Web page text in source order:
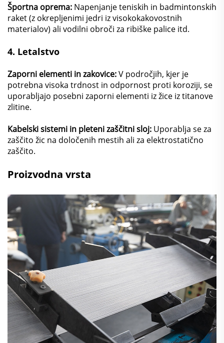
Športna oprema: Napenjanje teniskih in badmintonskih
raket (z okrepljenimi jedri iz visokokakovostnih
materialov) ali vodilni obroči za ribiške palice itd.
4. Letalstvo
Zaporni elementi in zakovice:V področjih, kjer je
potrebna visoka trdnost in odpornost proti koroziji, se
uporabljajo posebni zaporni elementi iz žice iz titanove
zlitine.
Kabelski sistemi in pleteni zaščitni sloj: Uporablja se za
zaščito žic na določenih mestih ali za elektrostatično
zaščito.
Proizvodna vrsta